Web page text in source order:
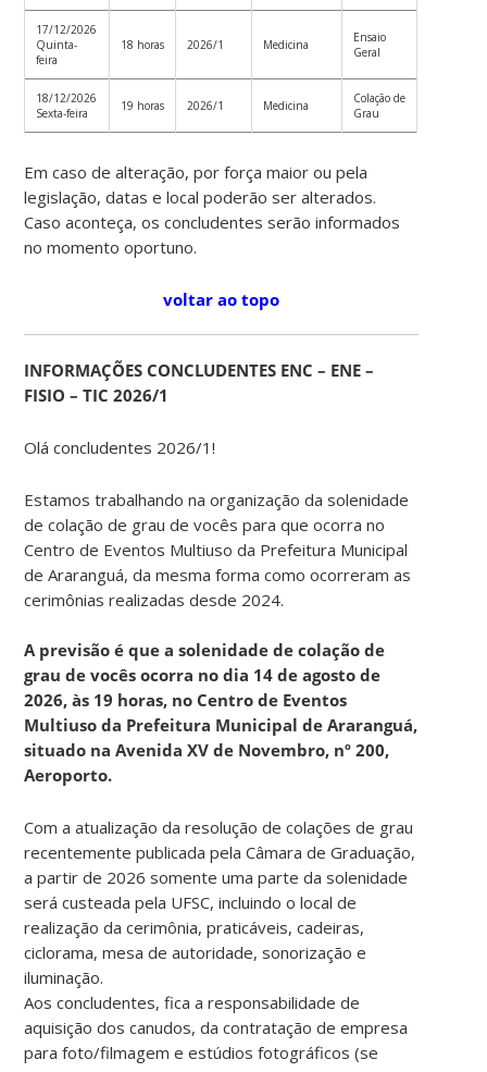
17/12/2026
Quinta-
feira
18 horas 2026/1 Medicina
Ensaio
Geral
18/12/2026
Sexta-feira
19 horas 2026/1 Medicina
Colação de
Grau
Em caso de alteração, por força maior ou pela
legislação, datas e local poderão ser alterados.
Caso aconteça, os concludentes serão informados
no momento oportuno.
voltar ao topo
INFORMAÇÕES CONCLUDENTES ENC – ENE –
FISIO – TIC 2026/1
Olá concludentes 2026/1!
Estamos trabalhando na organização da solenidade
de colação de grau de vocês para que ocorra no
Centro de Eventos Multiuso da Prefeitura Municipal
de Araranguá, da mesma forma como ocorreram as
cerimônias realizadas desde 2024.
A previsão é que a solenidade de colação de
grau de vocês ocorra no dia 14 de agosto de
2026, às 19 horas, no Centro de Eventos
Multiuso da Prefeitura Municipal de Araranguá,
situado na Avenida XV de Novembro, nº 200,
Aeroporto.
Com a atualização da resolução de colações de grau
recentemente publicada pela Câmara de Graduação,
a partir de 2026 somente uma parte da solenidade
será custeada pela UFSC, incluindo o local de
realização da cerimônia, praticáveis, cadeiras,
ciclorama, mesa de autoridade, sonorização e
iluminação.
Aos concludentes, fica a responsabilidade de
aquisição dos canudos, da contratação de empresa
para foto/filmagem e estúdios fotográficos (se